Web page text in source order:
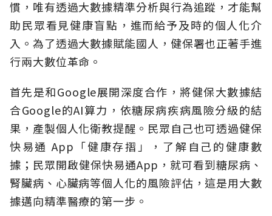
慣，唯有透過大數據精準分析與行為追蹤，才能幫
助民眾看見健康盲點，進而給予及時的個人化介
入。為了透過大數據賦能國人，健保署也正著手進
行兩大數位革命。
首先是和Google展開深度合作，將健保大數據結
合Google的AI算力，依糖尿病疾病風險分級的結
果，產製個人化衛教提醒。民眾自己也可透過健保
快易通 App「健康存摺」，了解自己的健康數
據；民眾開啟健保快易通App，就可看到糖尿病、
腎臟病、心臟病等個人化的風險評估，這是用大數
據邁向精準醫療的第一步。